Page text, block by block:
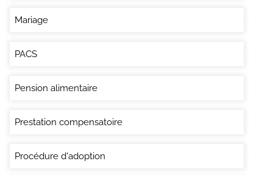
Mariage
PACS
Pension alimentaire
Prestation compensatoire
Procédure d'adoption